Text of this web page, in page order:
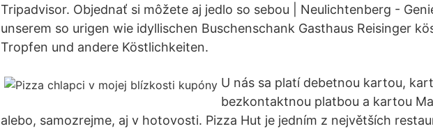
Tripadvisor. Objednať si môžete aj jedlo so sebou | Neulichtenberg -
unserem so urigen wie idyllischen Buschenschank Gasthaus Reisinger
Tropfen und andere Köstlichkeiten.
U nás sa platí debetnou kartou,
bezkontaktnou platbou a kartou
alebo, samozrejme, aj v hotovosti. Pizza Hut je jedním z největších